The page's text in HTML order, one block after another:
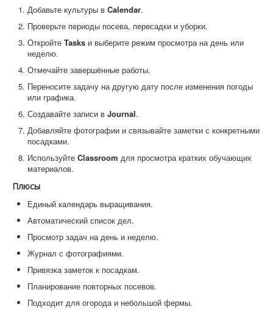
Добавьте культуры в Calendar.
Проверьте периоды посева, пересадки и уборки.
Откройте Tasks и выберите режим просмотра на день или
неделю.
Отмечайте завершённые работы.
Переносите задачу на другую дату после изменения погоды
или графика.
Создавайте записи в Journal.
Добавляйте фотографии и связывайте заметки с конкретными
посадками.
Используйте Classroom для просмотра кратких обучающих
материалов.
Плюсы
Единый календарь выращивания.
Автоматический список дел.
Просмотр задач на день и неделю.
Журнал с фотографиями.
Привязка заметок к посадкам.
Планирование повторных посевов.
Подходит для огорода и небольшой фермы.